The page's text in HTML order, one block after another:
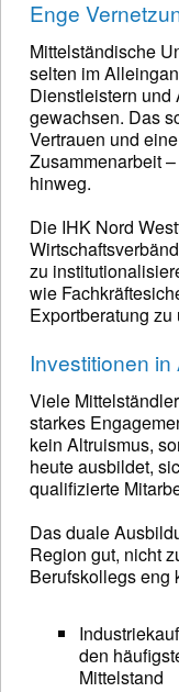
Enge
Mittelständische
selten im
Dienstleistern und
gewachsen. Das
Vertrauen und
Zusammenarbeit
hinweg.
Die IHK Nord
zu
wie
Exportberatung zu
Investitionen
Viele
starkes
kein Altruismus,
heute ausbildet,
qualifizierte
Das duale
Region gut, nicht
Berufskollegs eng
den
Mittelstand